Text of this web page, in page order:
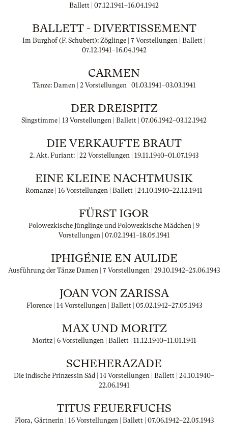
Ballett | 07.12.1941–16.04.1942
BALLETT - DIVERTISSEMENT
Im Burghof (F. Schubert): Zöglinge | 7 Vorstellungen | Ballett |
07.12.1941–16.04.1942
CARMEN
Tänze: Damen | 2 Vorstellungen | 01.03.1941–03.03.1941
DER DREISPITZ
Singstimme | 13 Vorstellungen | Ballett | 07.06.1942–03.12.1942
DIE VERKAUFTE BRAUT
2. Akt. Furiant: | 22 Vorstellungen | 19.11.1940–01.07.1943
EINE KLEINE NACHTMUSIK
Romanze | 16 Vorstellungen | Ballett | 24.10.1940–22.12.1941
FÜRST IGOR
Polowezkische Jünglinge und Polowezkische Mädchen | 9
Vorstellungen | 07.02.1941–18.05.1941
IPHIGÉNIE EN AULIDE
Ausführung der Tänze Damen | 7 Vorstellungen | 29.10.1942–25.06.1943
JOAN VON ZARISSA
Florence | 14 Vorstellungen | Ballett | 05.02.1942–27.05.1943
MAX UND MORITZ
Moritz | 6 Vorstellungen | Ballett | 11.12.1940–11.01.1941
SCHEHERAZADE
Die indische Prinzessin Såd | 14 Vorstellungen | Ballett | 24.10.1940–
22.06.1941
TITUS FEUERFUCHS
Flora, Gärtnerin | 16 Vorstellungen | Ballett | 07.06.1942–22.05.1943